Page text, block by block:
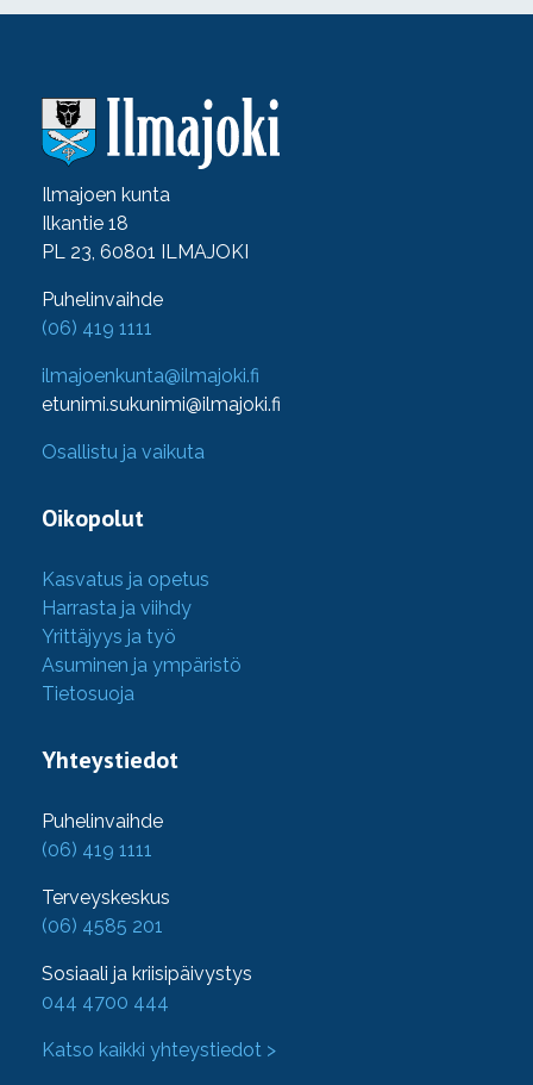
Ilmajoen kunta
Ilkantie 18
PL 23, 60801 ILMAJOKI
Puhelinvaihde
(06) 419 1111
ilmajoenkunta@ilmajoki.fi
etunimi.sukunimi@ilmajoki.fi
Osallistu ja vaikuta
Oikopolut
Kasvatus ja opetus
Harrasta ja viihdy
Yrittäjyys ja työ
Asuminen ja ympäristö
Tietosuoja
Yhteystiedot
Puhelinvaihde
(06) 419 1111
Terveyskeskus
(06) 4585 201
Sosiaali ja kriisipäivystys
044 4700 444
Katso kaikki yhteystiedot >